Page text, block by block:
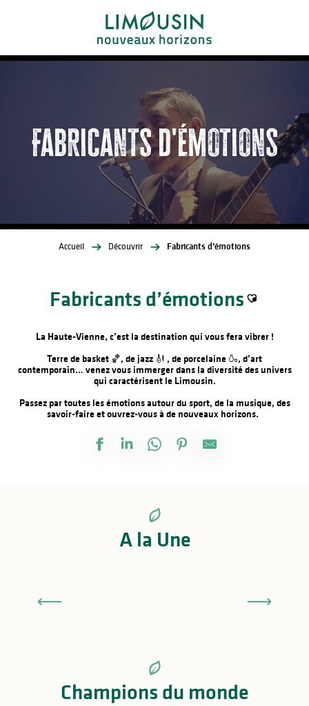
principal
Fabricants d'émotions
Accueil Découvrir Fabricants d’émotions
Fabricants d’émotions
La Haute-Vienne, c’est la destination qui vous fera vibrer !
Terre de basket 🏀, de jazz 🎻 , de porcelaine 🍶, d’art
contemporain… venez vous immerger dans la diversité des univers
qui caractérisent le Limousin.
Passez par toutes les émotions autour du sport, de la musique, des
savoir-faire et ouvrez-vous à de nouveaux horizons.
A la Une
Champions du monde